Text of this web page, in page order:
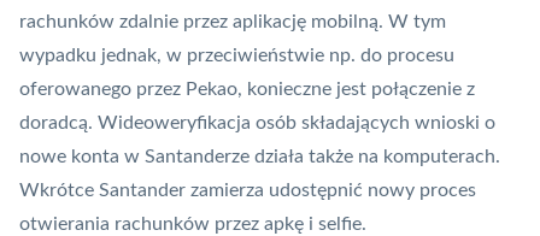
rachunków zdalnie przez aplikację mobilną. W tym
wypadku jednak, w przeciwieństwie np. do procesu
oferowanego przez Pekao, konieczne jest połączenie z
doradcą. Wideoweryfikacja osób składających wnioski o
nowe konta w Santanderze działa także na komputerach.
Wkrótce Santander zamierza udostępnić nowy proces
otwierania rachunków przez apkę i selfie.